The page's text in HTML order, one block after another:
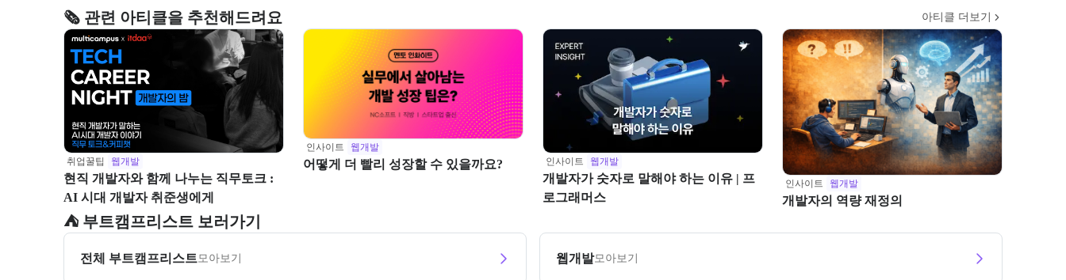
🗞️ 관련 아티클을 추천해드려요 아티클 더보기
취업꿀팁 웹개발
현직 개발자와 함께 나누는 직무토크 :
AI 시대 개발자 취준생에게
인사이트 웹개발
어떻게 더 빨리 성장할 수 있을까요? 인사이트 웹개발
개발자가 숫자로 말해야 하는 이유 | 프
로그래머스
인사이트 웹개발
개발자의 역량 재정의
⛺️ 부트캠프리스트 보러가기
전체 부트캠프리스트모아보기 웹개발모아보기